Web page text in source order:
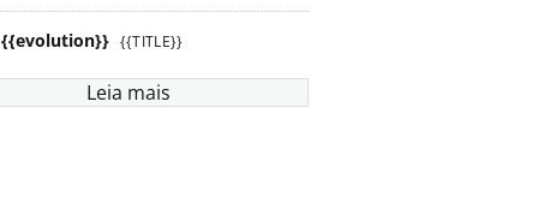
{{evolution}} {{TITLE}}
Leia mais